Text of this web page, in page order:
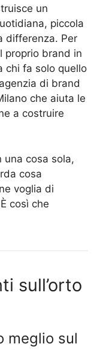
un
piccola
differenza. Per
proprio brand in
chi fa solo quello
di brand
che aiuta le
a costruire
una cosa sola,
cosa
voglia di
così che
sull’orto
meglio sul